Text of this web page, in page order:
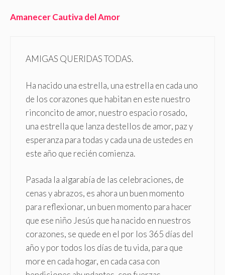
Amanecer Cautiva del Amor
AMIGAS QUERIDAS TODAS.
Ha nacido una estrella, una estrella en cada uno
de los corazones que habitan en este nuestro
rinconcito de amor, nuestro espacio rosado,
una estrella que lanza destellos de amor, paz y
esperanza para todas y cada una de ustedes en
este año que recién comienza.
Pasada la algarabía de las celebraciones, de
cenas y abrazos, es ahora un buen momento
para reflexionar, un buen momento para hacer
que ese niño Jesús que ha nacido en nuestros
corazones, se quede en el por los 365 días del
año y por todos los días de tu vida, para que
more en cada hogar, en cada casa con